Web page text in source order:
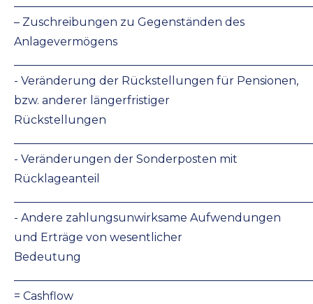
– Zuschreibungen zu Gegenständen des
Anlagevermögens
- Veränderung der Rückstellungen für Pensionen,
bzw. anderer längerfristiger
Rückstellungen
- Veränderungen der Sonderposten mit
Rücklageanteil
- Andere zahlungsunwirksame Aufwendungen
und Erträge von wesentlicher
Bedeutung
= Cashflow